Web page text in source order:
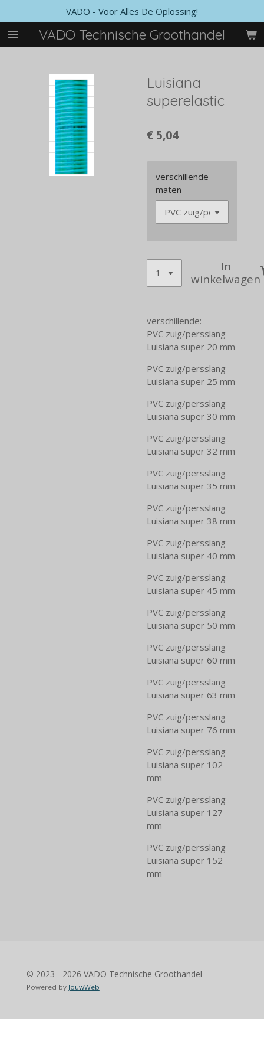
direct
naar
de
VADO Technische Groothandel
VADO - Voor Alles De Oplossing!
Luisiana
superelastic
€ 5,04
verschillende
maten
In
winkelwagen
verschillende:
PVC zuig/persslang
Luisiana super 20 mm
PVC zuig/persslang
Luisiana super 25 mm
PVC zuig/persslang
Luisiana super 30 mm
PVC zuig/persslang
Luisiana super 32 mm
PVC zuig/persslang
Luisiana super 35 mm
PVC zuig/persslang
Luisiana super 38 mm
PVC zuig/persslang
Luisiana super 40 mm
PVC zuig/persslang
Luisiana super 45 mm
PVC zuig/persslang
Luisiana super 50 mm
PVC zuig/persslang
Luisiana super 60 mm
PVC zuig/persslang
Luisiana super 63 mm
PVC zuig/persslang
Luisiana super 76 mm
PVC zuig/persslang
Luisiana super 102
mm
PVC zuig/persslang
Luisiana super 127
mm
PVC zuig/persslang
Luisiana super 152
mm
© 2023 - 2026 VADO Technische Groothandel
Powered by JouwWeb